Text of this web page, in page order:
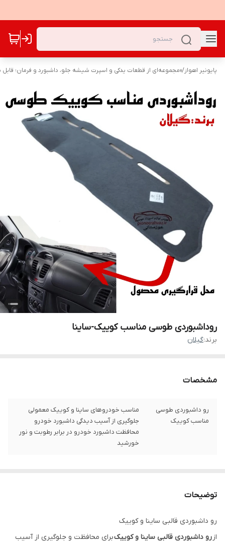
پایونیر اهواز/«مجموعه‌ای از قطعات یدکی و اسپرت شیشه جلو، داشبورد و فرمان؛ قابل
روداشبوردی طوسی مناسب کوییک-ساینا
برند:گیلان
مشخصات
رو داشبوردی طوسی
مناسب کوییک
مناسب خودروهای ساینا و کوییک معمولی
جلوگیری از آسیب دیدگی داشبورد خودرو
محافظت داشبورد خودرو در برابر رطوبت و نور
خورشید
توضیحات
رو داشبوردی قالبی ساینا و کوییک
ازرو داشبوردی قالبی ساینا و کوییکبرای محافظت و جلوگیری از آسیب